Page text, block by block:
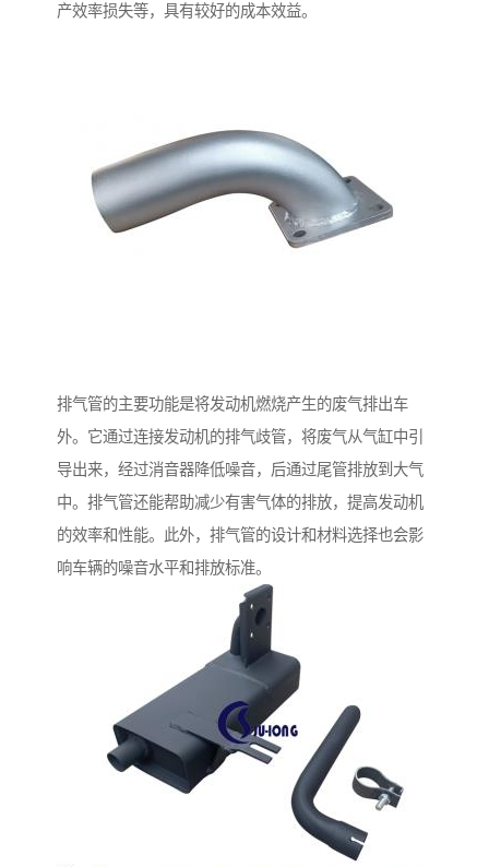
产效率损失等，具有较好的成本效益。
排气管的主要功能是将发动机燃烧产生的废气排出车
外。它通过连接发动机的排气歧管，将废气从气缸中引
导出来，经过消音器降低噪音，后通过尾管排放到大气
中。排气管还能帮助减少有害气体的排放，提高发动机
的效率和性能。此外，排气管的设计和材料选择也会影
响车辆的噪音水平和排放标准。